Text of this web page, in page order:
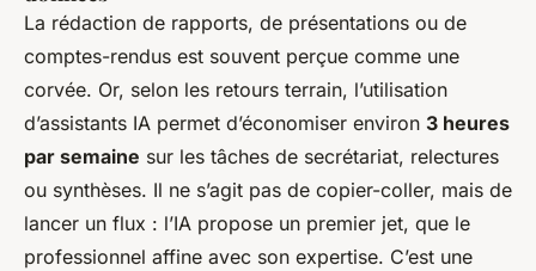
La rédaction de rapports, de présentations ou de
comptes-rendus est souvent perçue comme une
corvée. Or, selon les retours terrain, l’utilisation
d’assistants IA permet d’économiser environ 3 heures
par semaine sur les tâches de secrétariat, relectures
ou synthèses. Il ne s’agit pas de copier-coller, mais de
lancer un flux : l’IA propose un premier jet, que le
professionnel affine avec son expertise. C’est une